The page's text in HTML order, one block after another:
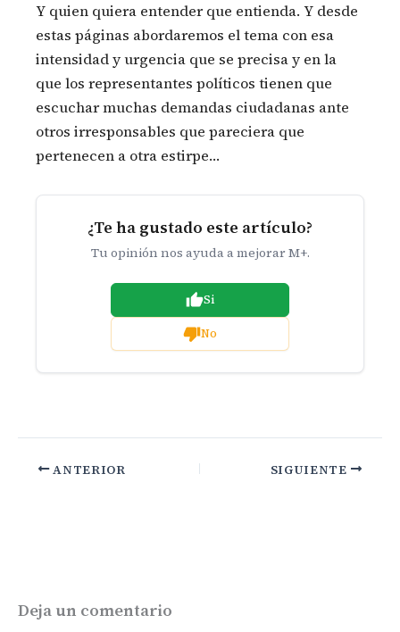
Y quien quiera entender que entienda. Y desde
estas páginas abordaremos el tema con esa
intensidad y urgencia que se precisa y en la
que los representantes políticos tienen que
escuchar muchas demandas ciudadanas ante
otros irresponsables que pareciera que
pertenecen a otra estirpe…
¿Te ha gustado este artículo?
Tu opinión nos ayuda a mejorar M+.
Si
No
ANTERIOR SIGUIENTE
Deja un comentario